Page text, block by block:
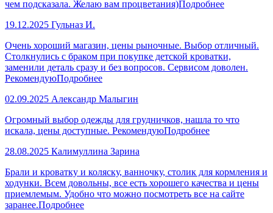
чем подсказала. Желаю вам процветания)Подробнее
19.12.2025 Гульназ И.
Очень хороший магазин, цены рыночные. Выбор отличный.
Столкнулись с браком при покупке детской кроватки,
заменили деталь сразу и без вопросов. Сервисом доволен.
РекомендуюПодробнее
02.09.2025 Александр Малыгин
Огромный выбор одежды для грудничков, нашла то что
искала, цены доступные. РекомендуюПодробнее
28.08.2025 Калимуллина Зарина
Брали и кроватку и коляску, ванночку, столик для кормления и
ходунки. Всем довольны, все есть хорошего качества и цены
приемлемым. Удобно что можно посмотреть все на сайте
заранее.Подробнее